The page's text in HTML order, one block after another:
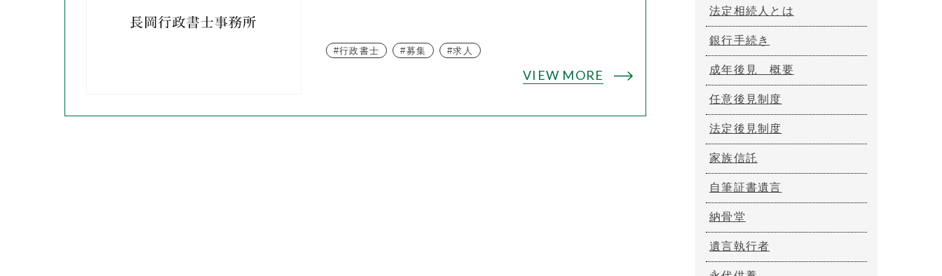
行政書士 募集 求人
VIEW MORE
法定相続人とは
銀行手続き
成年後見 概要
任意後見制度
法定後見制度
家族信託
自筆証書遺言
納骨堂
遺言執行者